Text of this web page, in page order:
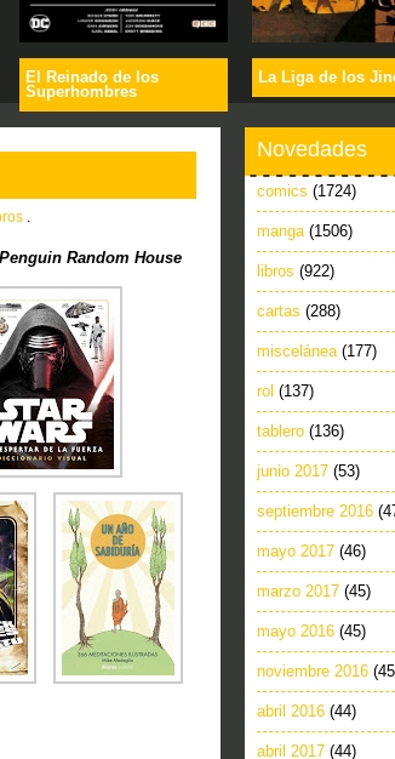
El Reinado de los
Superhombres
La Liga de los
Random House
Novedades
comics (1724)
manga (1506)
libros (922)
cartas (288)
miscelánea (177)
rol (137)
tablero (136)
junio 2017 (53)
septiembre 2016
mayo 2017 (46)
marzo 2017 (45)
mayo 2016 (45)
noviembre 2016
abril 2016 (44)
abril 2017 (44)